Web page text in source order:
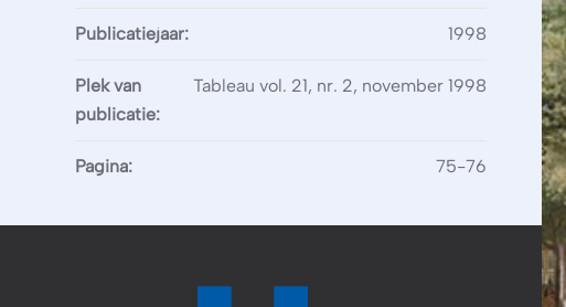
Publicatiejaar: 1998
Plek van
publicatie:
Tableau vol. 21, nr. 2, november 1998
Pagina: 75-76